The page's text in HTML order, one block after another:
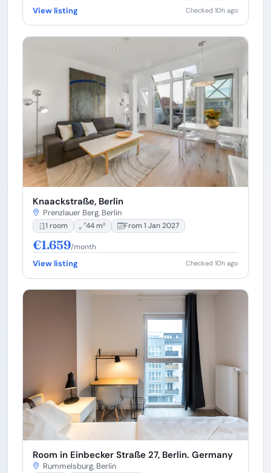
View listing Checked 10h ago
Knaackstraße, Berlin
Prenzlauer Berg, Berlin
1 room 44 m² From 1 Jan 2027
€1.659/month
View listing Checked 10h ago
Room in Einbecker Straße 27, Berlin. Germany
Rummelsburg, Berlin